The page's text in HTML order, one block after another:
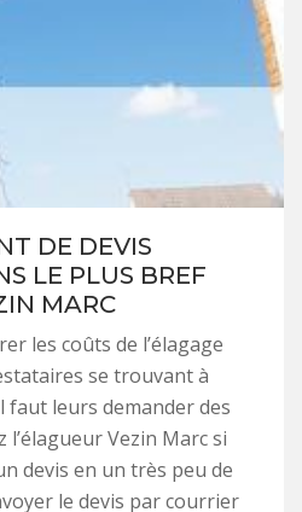
DE DEVIS
LE PLUS BREF
MARC
les coûts de l’élagage
se trouvant à
faut leurs demander des
l’élagueur Vezin Marc si
devis en un très peu de
le devis par courrier